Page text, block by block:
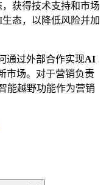
获得技术支持和市场
态，以降低风险并加
通过外部合作实现AI
市场。对于营销负责
能越野功能作为营销